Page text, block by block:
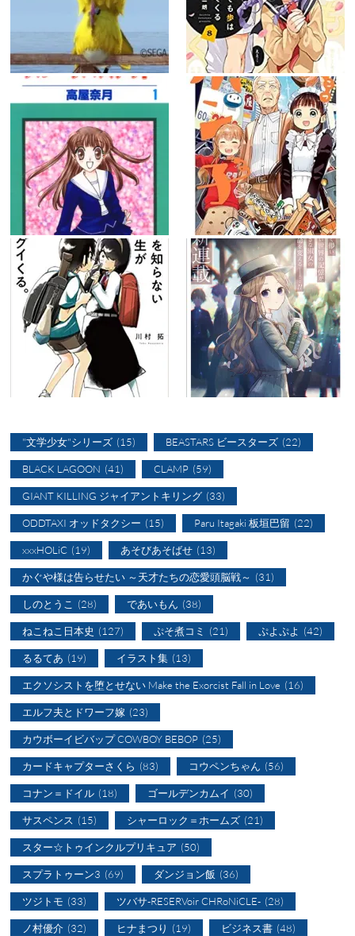
"文学少女"シリーズ (15) BEASTARS ビースターズ (22)
BLACK LAGOON (41) CLAMP (59)
GIANT KILLING ジャイアントキリング (33)
ODDTAXI オッドタクシー (15) Paru Itagaki 板垣巴留 (22)
xxxHOLiC (19) あそびあそばせ (13)
かぐや様は告らせたい ～天才たちの恋愛頭脳戦～ (31)
しのとうこ (28) であいもん (38)
ねこねこ日本史 (127) ぷそ煮コミ (21) ぷよぷよ (42)
るるてあ (19) イラスト集 (13)
エクソシストを堕とせない Make the Exorcist Fall in Love (16)
エルフ夫とドワーフ嫁 (23)
カウボーイビバップ COWBOY BEBOP (25)
カードキャプターさくら (83) コウペンちゃん (56)
コナン＝ドイル (18) ゴールデンカムイ (30)
サスペンス (15) シャーロック＝ホームズ (21)
スター☆トゥインクルプリキュア (50)
スプラトゥーン3 (69) ダンジョン飯 (36)
ツジトモ (33) ツバサ-RESERVoir CHRoNiCLE- (28)
ノ村優介 (32) ヒナまつり (19) ビジネス書 (48)